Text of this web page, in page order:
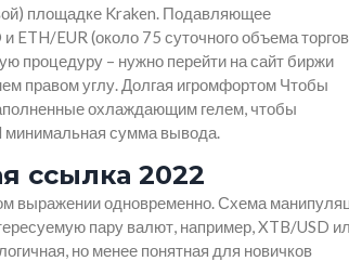
площадке Kraken. Подавляющее
EUR (около 75 суточного объема торгов
процедуру – нужно перейти на сайт биржи
правом углу. Долгая игромфортом Чтобы
охлаждающим гелем, чтобы
минимальная сумма вывода.
ссылка 2022
выражении одновременно. Схема
пару валют, например, XTB/USD
но менее понятная для новичков